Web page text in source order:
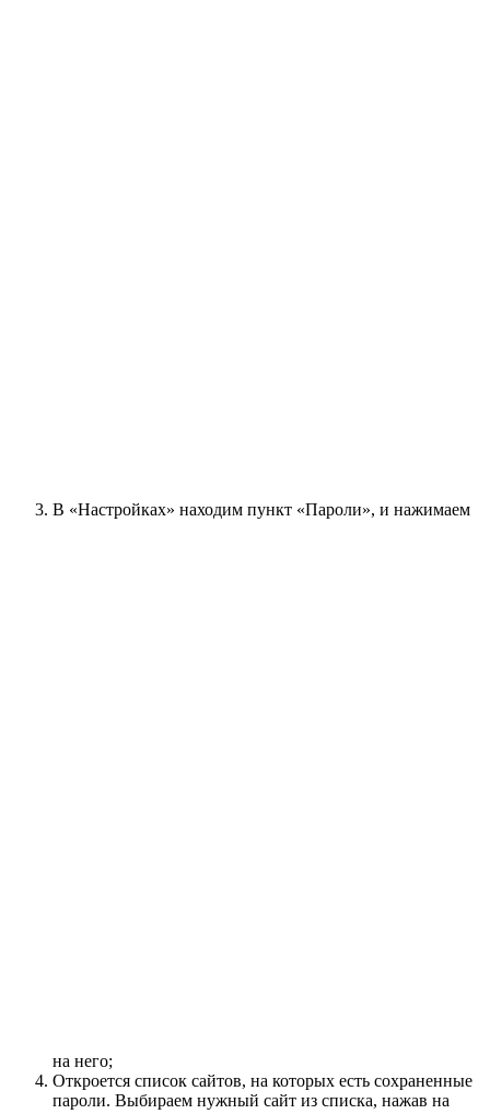
В «Настройках» находим пункт «Пароли», и нажимаем
на него;
Откроется список сайтов, на которых есть сохраненные
пароли. Выбираем нужный сайт из списка, нажав на